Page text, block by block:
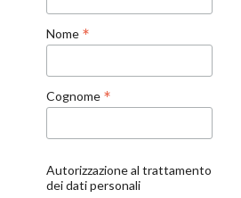
Nome *
Cognome *
Autorizzazione al trattamento
dei dati personali